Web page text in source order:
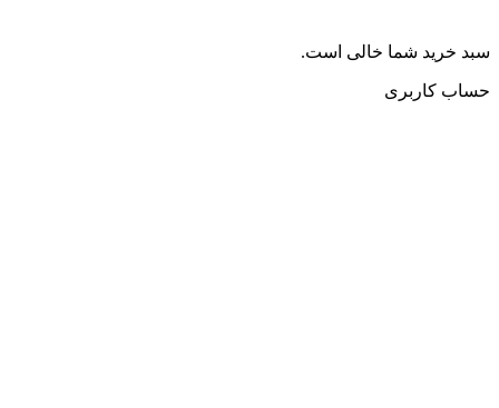
سبد خرید شما خالی است.
حساب کاربری